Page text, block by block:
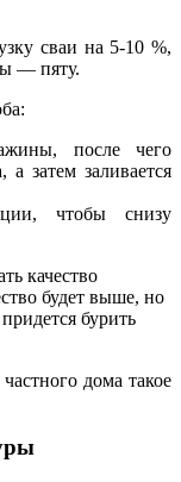
сваи на 5-10 %,
— пяту.
после чего
а затем заливается
чтобы снизу
качество
будет выше, но
бурить
дома такое